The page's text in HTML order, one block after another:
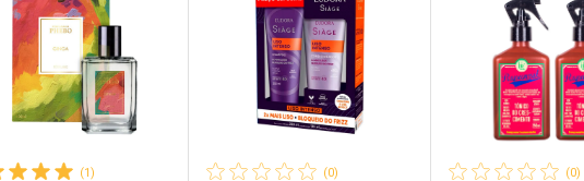
(1) (0) (0)